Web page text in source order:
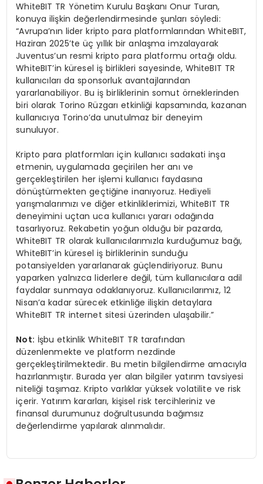
WhiteBIT TR Yönetim Kurulu Başkanı Onur Turan,
konuya ilişkin değerlendirmesinde şunları söyledi:
“Avrupa’nın lider kripto para platformlarından WhiteBIT,
Haziran 2025’te üç yıllık bir anlaşma imzalayarak
Juventus’un resmi kripto para platformu ortağı oldu.
WhiteBIT’in küresel iş birlikleri sayesinde, WhiteBIT TR
kullanıcıları da sponsorluk avantajlarından
yararlanabiliyor. Bu iş birliklerinin somut örneklerinden
biri olarak Torino Rüzgarı etkinliği kapsamında, kazanan
kullanıcıya Torino’da unutulmaz bir deneyim
sunuluyor.
Kripto para platformları için kullanıcı sadakati inşa
etmenin, uygulamada geçirilen her anı ve
gerçekleştirilen her işlemi kullanıcı faydasına
dönüştürmekten geçtiğine inanıyoruz. Hediyeli
yarışmalarımızı ve diğer etkinliklerimizi, WhiteBIT TR
deneyimini uçtan uca kullanıcı yararı odağında
tasarlıyoruz. Rekabetin yoğun olduğu bir pazarda,
WhiteBIT TR olarak kullanıcılarımızla kurduğumuz bağı,
WhiteBIT’in küresel iş birliklerinin sunduğu
potansiyelden yararlanarak güçlendiriyoruz. Bunu
yaparken yalnızca liderlere değil, tüm kullanıcılara adil
faydalar sunmaya odaklanıyoruz. Kullanıcılarımız, 12
Nisan’a kadar sürecek etkinliğe ilişkin detaylara
WhiteBIT TR internet sitesi üzerinden ulaşabilir.”
Not: İşbu etkinlik WhiteBIT TR tarafından
düzenlenmekte ve platform nezdinde
gerçekleştirilmektedir. Bu metin bilgilendirme amacıyla
hazırlanmıştır. Burada yer alan bilgiler yatırım tavsiyesi
niteliği taşımaz. Kripto varlıklar yüksek volatilite ve risk
içerir. Yatırım kararları, kişisel risk tercihleriniz ve
finansal durumunuz doğrultusunda bağımsız
değerlendirme yapılarak alınmalıdır.